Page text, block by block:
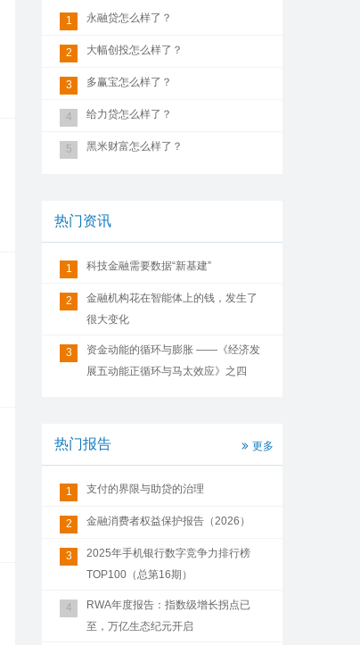
1 永融贷怎么样了？
2 大幅创投怎么样了？
3 多赢宝怎么样了？
4 给力贷怎么样了？
5 黑米财富怎么样了？
热门资讯
1 科技金融需要数据“新基建”
2
金融机构花在智能体上的钱，发生了
很大变化
3
资金动能的循环与膨胀 ——《经济发
展五动能正循环与马太效应》之四
热门报告 更多
1 支付的界限与助贷的治理
2 金融消费者权益保护报告（2026）
3
2025年手机银行数字竞争力排行榜
TOP100（总第16期）
4
RWA年度报告：指数级增长拐点已
至，万亿生态纪元开启